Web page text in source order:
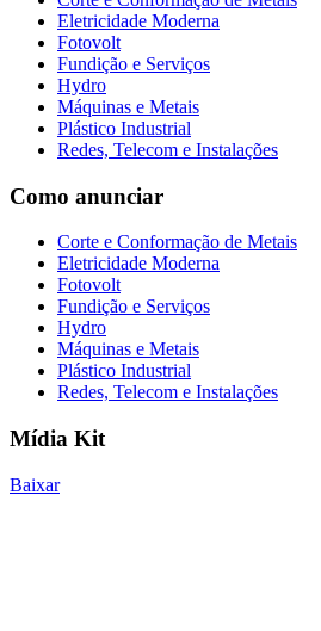
Eletricidade Moderna
Fotovolt
Fundição e Serviços
Hydro
Máquinas e Metais
Plástico Industrial
Redes, Telecom e Instalações
Como anunciar
Corte e Conformação de Metais
Eletricidade Moderna
Fotovolt
Fundição e Serviços
Hydro
Máquinas e Metais
Plástico Industrial
Redes, Telecom e Instalações
Mídia Kit
Baixar